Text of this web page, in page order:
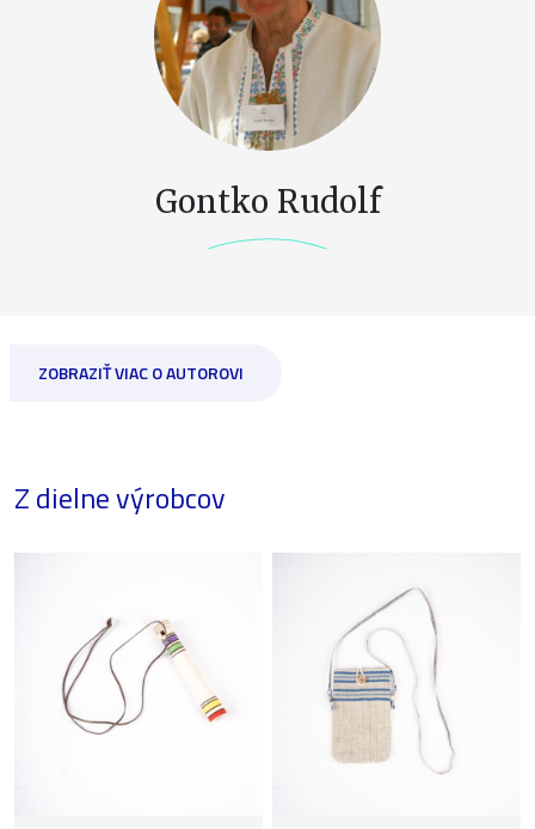
Gontko Rudolf
ZOBRAZIŤ VIAC O AUTOROVI
Z dielne výrobcov